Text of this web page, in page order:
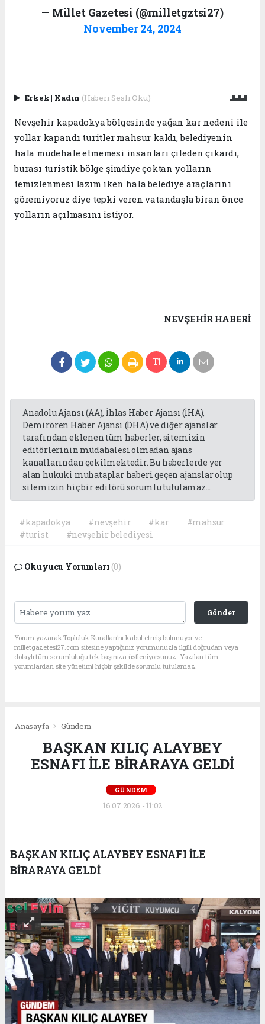
— Millet Gazetesi (@milletgztsi27)
November 24, 2024
Erkek| Kadın (Haberi Sesli Oku)
Nevşehir kapadokya bölgesinde yağan kar nedeni ile
yollar kapandı turitler mahsur kaldı, belediyenin
hala müdehale etmemesi insanları çileden çıkardı,
burası turistik bölge şimdiye çoktan yolların
temizlenmesi lazım iken hala belediye araçlarını
göremiyoruz diye tepki veren vatandaşla biran önce
yolların açılmasını istiyor.
NEVŞEHIR HABERİ
Anadolu Ajansı (AA), İhlas Haber Ajansı (İHA),
Demirören Haber Ajansı (DHA) ve diğer ajanslar
tarafından eklenen tüm haberler, sitemizin
editörlerinin müdahalesi olmadan ajans
kanallarından çekilmektedir. Bu haberlerde yer
alan hukuki muhataplar haberi geçen ajanslar olup
sitemizin hiç bir editörü sorumlu tutulamaz...
#kapadokya #nevşehir #kar
#mahsur
#turist
#nevşehir belediyesi
Okuyucu Yorumları (0)
Gönder
Yorum yazarak Topluluk Kuralları’nı kabul etmiş bulunuyor ve
milletgazetesi27.com sitesine yaptığınız yorumunuzla ilgili doğrudan veya
dolaylı tüm sorumluluğu tek başınıza üstleniyorsunuz. Yazılan tüm
yorumlardan site yönetimi hiçbir şekilde sorumlu tutulamaz.
Anasayfa Gündem
BAŞKAN KILIÇ ALAYBEY
ESNAFI İLE BİRARAYA GELDİ
GÜNDEM
16.07.2026 - 11:02
BAŞKAN KILIÇ ALAYBEY ESNAFI İLE
BİRARAYA GELDİ